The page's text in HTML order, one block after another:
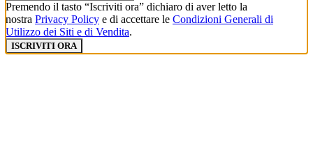
Premendo il tasto “Iscriviti ora” dichiaro di aver letto la
nostra Privacy Policy e di accettare le Condizioni Generali di
Utilizzo dei Siti e di Vendita.
ISCRIVITI ORA